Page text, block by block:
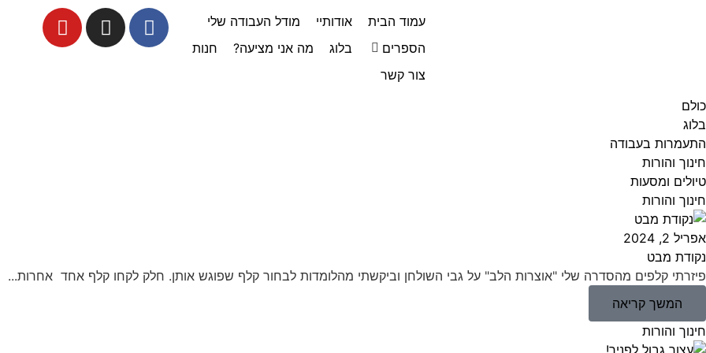
עמוד הבית אודותיי
מודל העבודה שלי
הספרים
בלוג מה אני מציעה?
חנות
צור קשר
כולם
בלוג
התעמרות בעבודה
חינוך והורות
טיולים ומסעות
חינוך והורות
אפריל 2, 2024
נקודת מבט
פיזרתי קלפים מהסדרה שלי "אוצרות הלב" על גבי השולחן וביקשתי מהלומדות לבחור קלף שפוגש אותן. חלק לקחו קלף אחד אחרות...
המשך קריאה
חינוך והורות